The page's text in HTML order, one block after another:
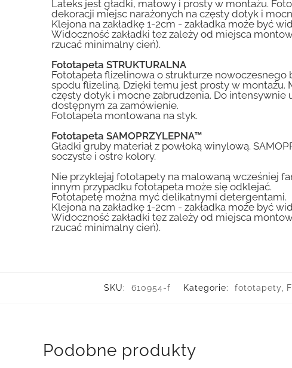
Lateks jest gładki, matowy i prosty w montażu.
dekoracji miejsc narażonych na częsty dotyk i
Klejona na zakładkę 1-2cm - zakładka może być
Widoczność zakładki tez zależy od miejsca
rzucać minimalny cień).
Fototapeta STRUKTURALNA
Fototapeta flizelinowa o strukturze nowoczesnego
spodu flizeliną. Dzięki temu jest prosty w
częsty dotyk i mocne zabrudzenia. Do
dostępnym za zamówienie.
Fototapeta montowana na styk.
Fototapeta SAMOPRZYLEPNA™
Gładki gruby materiał z powłoką winylową.
soczyste i ostre kolory.
Nie przyklejaj fototapety na malowaną wcześniej
innym przypadku fototapeta może się odklejać.
Fototapetę można myć delikatnymi detergentami.
Klejona na zakładkę 1-2cm - zakładka może być
Widoczność zakładki tez zależy od miejsca
rzucać minimalny cień).
SKU: 610954-f Kategorie: fototapety,
Podobne produkty